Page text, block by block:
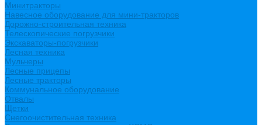
Минитракторы
Навесное оборудование для мини-тракторов
Дорожно-строительная техника
Телескопические погрузчики
Экскаваторы-погрузчики
Лесная техника
Мульчеры
Лесные прицепы
Лесные тракторы
Коммунальное оборудование
Отвалы
Щетки
Снегоочистительная техника